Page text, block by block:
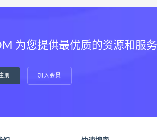
为您提供最优质的资源和服务
册 加入会员